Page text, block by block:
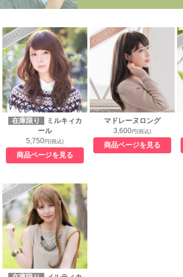
在庫限り
ミルキィカ
ール
5,750円(税込)
商品ページを見る
マドレーヌロング
3,600円(税込)
商品ページを見る